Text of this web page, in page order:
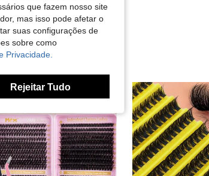
que fazem nosso site
mas isso pode afetar o
suas configurações de
sobre como
Privacidade.
Rejeitar Tudo